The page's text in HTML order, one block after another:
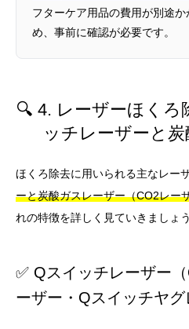
フターケア用品の費用が別途
め、事前に確認が必要です。
🔍 4. レーザーほくろ
ッチレーザーと
ほくろ除去に用いられる主なレー
ーと炭酸ガスレーザー（CO2レー
れの特徴を詳しく見ていきましょう
✅ Qスイッチレーザー
ーザー・Qスイッチヤグ